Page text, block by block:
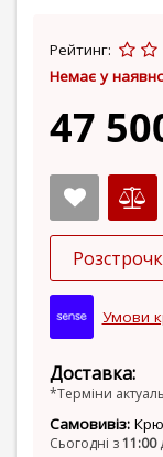
Немає у
Рейтинг:
47
Умови
Доставка:
*Терміни
Самовивіз:
Сьогодні з11:00